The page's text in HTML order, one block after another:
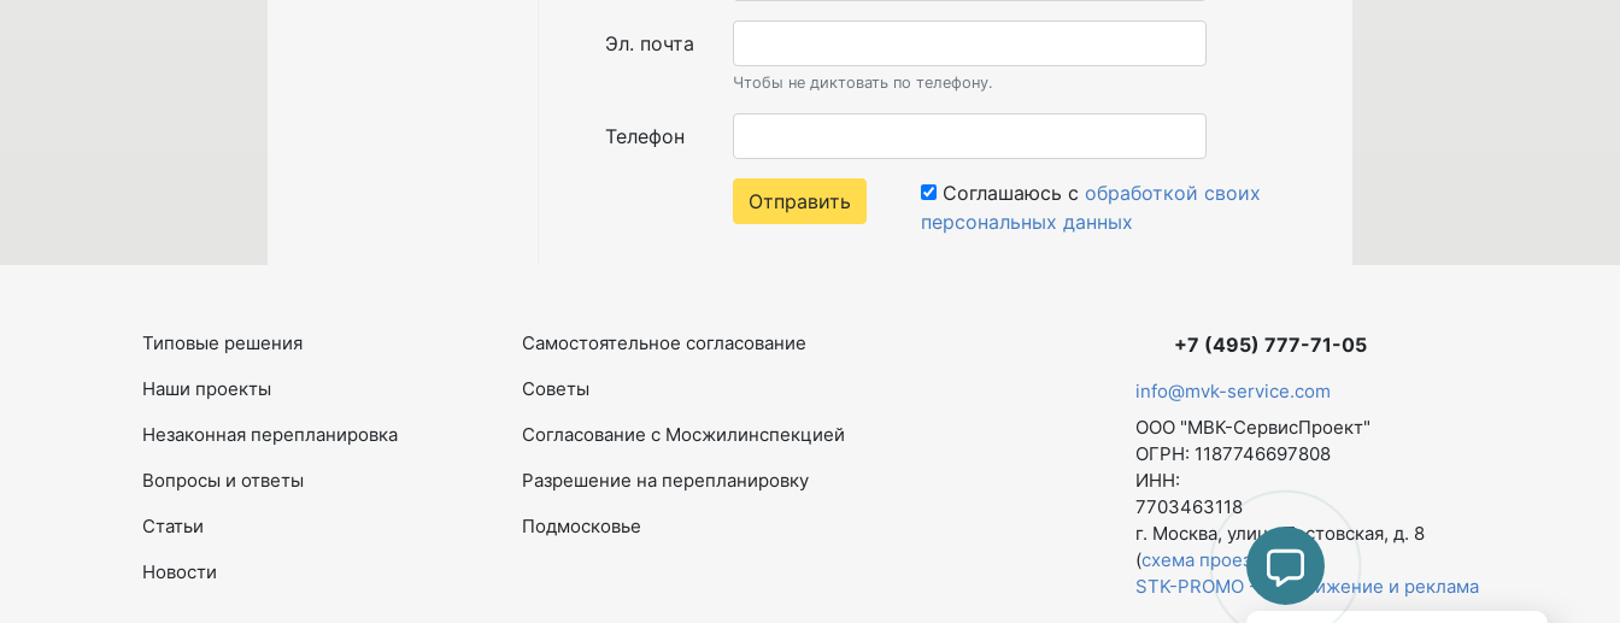
Эл. почта
Чтобы не диктовать по телефону.
Телефон
Отправить Соглашаюсь с обработкой своих
персональных данных
Типовые решения
Наши проекты
Незаконная перепланировка
Вопросы и ответы
Статьи
Новости
Самостоятельное согласование
Советы
Согласование с Мосжилинспекцией
Разрешение на перепланировку
Подмосковье
+7 (495) 777-71-05
info@mvk-service.com
ООО "МВК-СервисПроект"
ОГРН: 1187746697808
ИНН:
7703463118
г. Москва, улица Тестовская, д. 8
(схема проезда)
STK-PROMO - продвижение и реклама